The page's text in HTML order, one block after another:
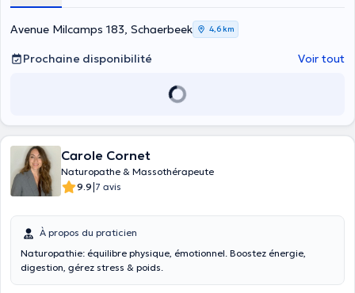
Avenue Milcamps 183, Schaerbeek 4,6 km
Prochaine disponibilité Voir tout
Carole Cornet
Naturopathe & Massothérapeute
9.9|7 avis
À propos du praticien
Naturopathie: équilibre physique, émotionnel. Boostez énergie,
digestion, gérez stress & poids.